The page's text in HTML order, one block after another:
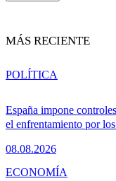
MÁS RECIENTE
España impone
el enfrentamiento por
08.08.2026
POLÍTICA
ECONOMÍA